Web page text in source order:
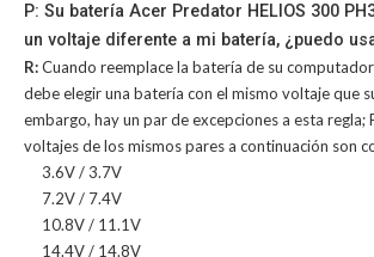
P: Su batería Acer Predator HELIOS 300
un voltaje diferente a mi batería, ¿puedo
R:Cuando reemplace la batería de su
debe elegir una batería con el mismo voltaje que
embargo, hay un par de excepciones a esta regla;
voltajes de los mismos pares a continuación son
3.6V / 3.7V
7.2V / 7.4V
10.8V / 11.1V
14.4V / 14.8V